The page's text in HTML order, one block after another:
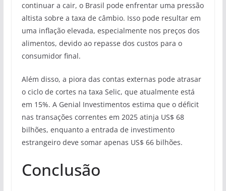
continuar a cair, o Brasil pode enfrentar uma pressão
altista sobre a taxa de câmbio. Isso pode resultar em
uma inflação elevada, especialmente nos preços dos
alimentos, devido ao repasse dos custos para o
consumidor final.
Além disso, a piora das contas externas pode atrasar
o ciclo de cortes na taxa Selic, que atualmente está
em 15%. A Genial Investimentos estima que o déficit
nas transações correntes em 2025 atinja US$ 68
bilhões, enquanto a entrada de investimento
estrangeiro deve somar apenas US$ 66 bilhões.
Conclusão